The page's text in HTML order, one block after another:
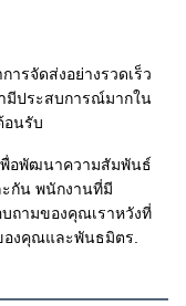
ารจัดส่งอย่างรวดเร็ว
ามีประสบการณ์มากใน
อนรับ
พื่อพัฒนาความสัมพันธ์
กัน พนักงานที่มี
ถามของคุณเราหวังที่
งคุณและพันธมิตร.